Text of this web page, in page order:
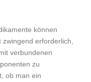
können
erforderlich,
verbundenen
zu
ob man ein